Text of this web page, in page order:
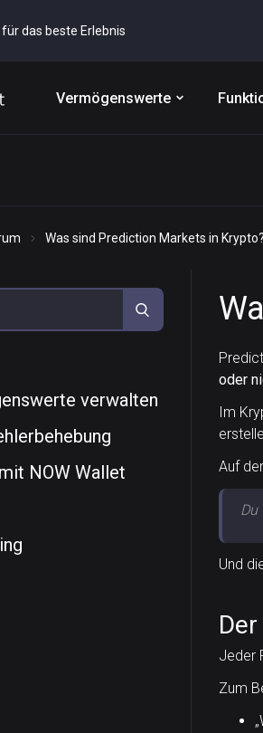
das beste Erlebnis
Vermögenswerte
Was sind Prediction Markets in Krypto?
oder
Im
Auf
Du
Und
Jeder
Zum
verwalten
NOW Wallet